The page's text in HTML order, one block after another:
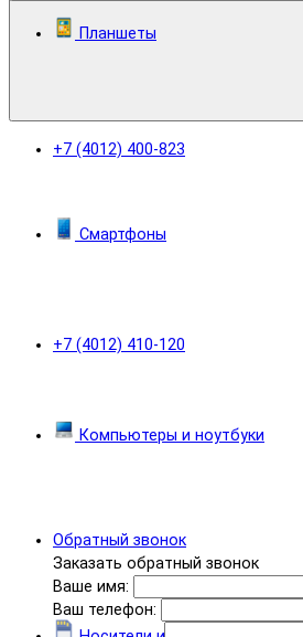
+7 (4012) 400-823
+7 (4012) 410-120
Обратный звонок
Заказать обратный звонок
Ваше имя:
Ваш телефон:
Планшеты
Смартфоны
Компьютеры и ноутбуки